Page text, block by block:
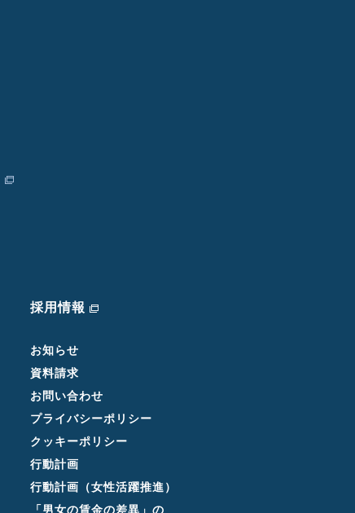
採用情報
お知らせ
資料請求
お問い合わせ
プライバシーポリシー
クッキーポリシー
行動計画
行動計画（女性活躍推進）
「男女の賃金の差異」の